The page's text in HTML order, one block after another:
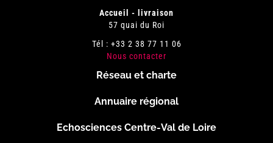
Accueil - livraison
57 quai du Roi
Tél : +33 2 38 77 11 06
Nous contacter
Réseau et charte
Annuaire régional
Echosciences Centre-Val de Loire